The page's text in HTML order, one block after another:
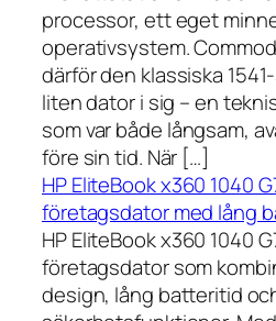
processor, ett eget
operativsystem.
därför den klassiska
liten dator i sig – en
som var både långsam,
före sin tid. När […]
HP EliteBook x360 1040
företagsdator med lång
HP EliteBook x360 1040
företagsdator som
design, lång batteritid